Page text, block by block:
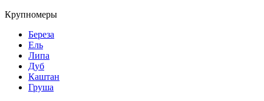
Крупномеры
Береза
Ель
Липа
Дуб
Каштан
Груша